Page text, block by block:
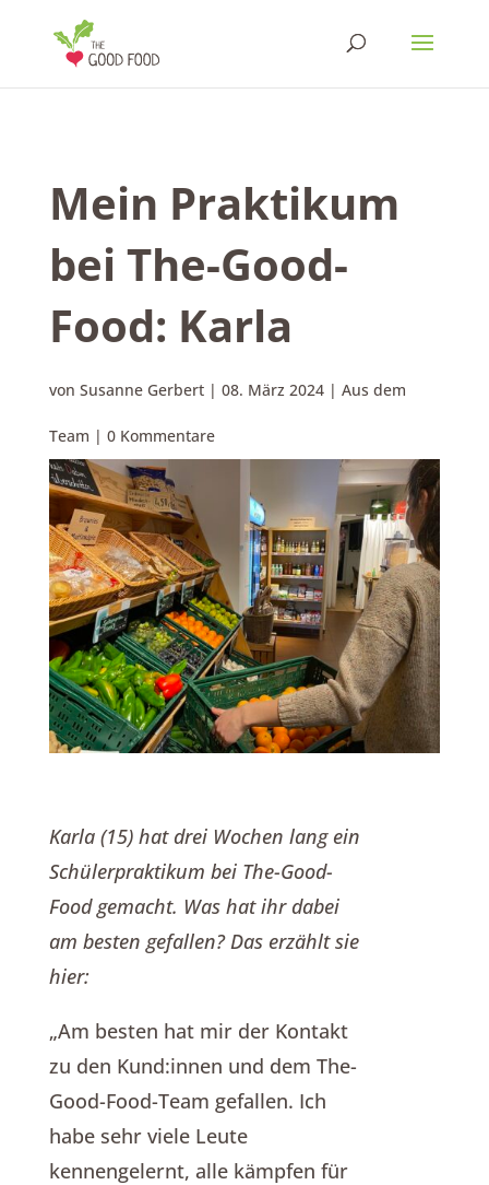
Mein Praktikum
bei The-Good-
Food: Karla
von Susanne Gerbert| 08. März 2024| Aus dem
Team | 0 Kommentare
Karla (15) hat drei Wochen lang ein
Schülerpraktikum bei The-Good-
Food gemacht. Was hat ihr dabei
am besten gefallen? Das erzählt sie
hier:
„Am besten hat mir der Kontakt
zu den Kund:innen und dem The-
Good-Food-Team gefallen. Ich
habe sehr viele Leute
kennengelernt, alle kämpfen für